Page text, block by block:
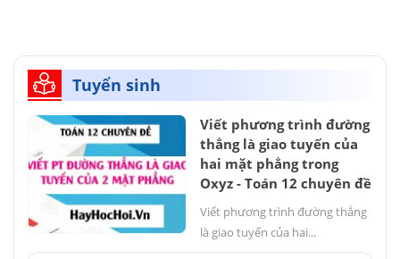
Tuyển sinh
Viết phương trình đường
thẳng là giao tuyến của
hai mặt phẳng trong
Oxyz - Toán 12 chuyên đề
Viết phương trình đường thẳng
là giao tuyến của hai...